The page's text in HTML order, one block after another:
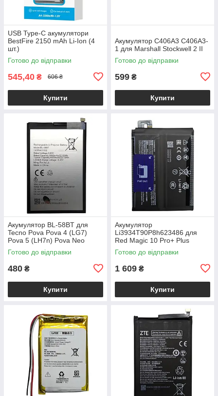
USB Type-C акумулятори
BestFire 2150 mAh Li-Ion (4
шт.)
Готово до відправки
545,40 ₴ 606 ₴
Купити
Акумулятор C406A3 C406A3-
1 для Marshall Stockwell 2 II
Готово до відправки
599 ₴
Купити
Акумулятор BL-58BT для
Tecno Pova Pova 4 (LG7)
Pova 5 (LH7n) Pova Neo
Готово до відправки
480 ₴
Купити
Акумулятор
Li3934T90P8h623486 для
Red Magic 10 Pro+ Plus
Готово до відправки
1 609 ₴
Купити